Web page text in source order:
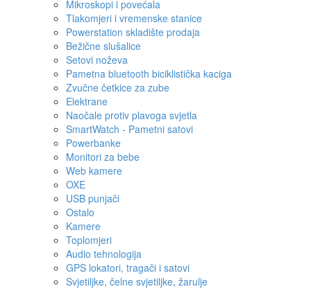
Mikroskopi i povećala
Tlakomjeri i vremenske stanice
Powerstation skladište prodaja
Bežične slušalice
Setovi noževa
Pametna bluetooth biciklistička kaciga
Zvučne četkice za zube
Elektrane
Naočale protiv plavoga svjetla
SmartWatch - Pametni satovi
Powerbanke
Monitori za bebe
Web kamere
OXE
USB punjači
Ostalo
Kamere
Toplomjeri
Audio tehnologija
GPS lokatori, tragači i satovi
Svjetiljke, čelne svjetiljke, žarulje